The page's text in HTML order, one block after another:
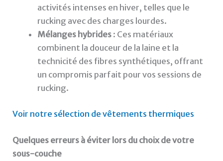
activités intenses en hiver, telles que le
rucking avec des charges lourdes.
Mélanges hybrides: Ces matériaux
combinent la douceur de la laine et la
technicité des fibres synthétiques, offrant
un compromis parfait pour vos sessions de
rucking.
Voir notre sélection de vêtements thermiques
Quelques erreurs à éviter lors du choix de votre
sous-couche